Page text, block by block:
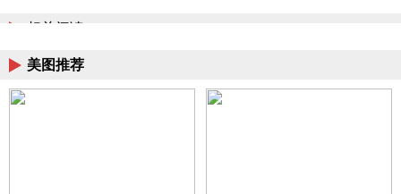
相关阅读
美图推荐